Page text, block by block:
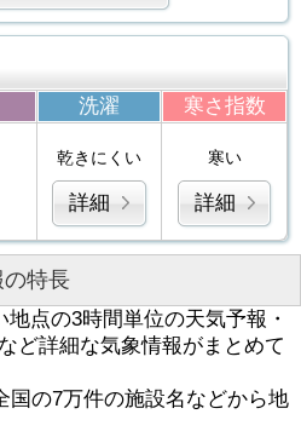
洗濯 寒さ指数
乾きにくい
詳細
寒い
詳細
の特長
点の3時間単位の天気予報・
ど詳細な気象情報がまとめて
国の7万件の施設名などから地